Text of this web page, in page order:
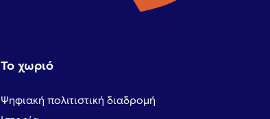
Το χωριό
Ψηφιακή πολιτιστική διαδρομή